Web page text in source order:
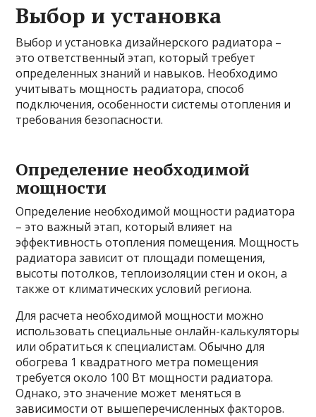
Выбор и установка
Выбор и установка дизайнерского радиатора –
это ответственный этап, который требует
определенных знаний и навыков. Необходимо
учитывать мощность радиатора, способ
подключения, особенности системы отопления и
требования безопасности.
Определение необходимой
мощности
Определение необходимой мощности радиатора
– это важный этап, который влияет на
эффективность отопления помещения. Мощность
радиатора зависит от площади помещения,
высоты потолков, теплоизоляции стен и окон, а
также от климатических условий региона.
Для расчета необходимой мощности можно
использовать специальные онлайн-калькуляторы
или обратиться к специалистам. Обычно для
обогрева 1 квадратного метра помещения
требуется около 100 Вт мощности радиатора.
Однако, это значение может меняться в
зависимости от вышеперечисленных факторов.